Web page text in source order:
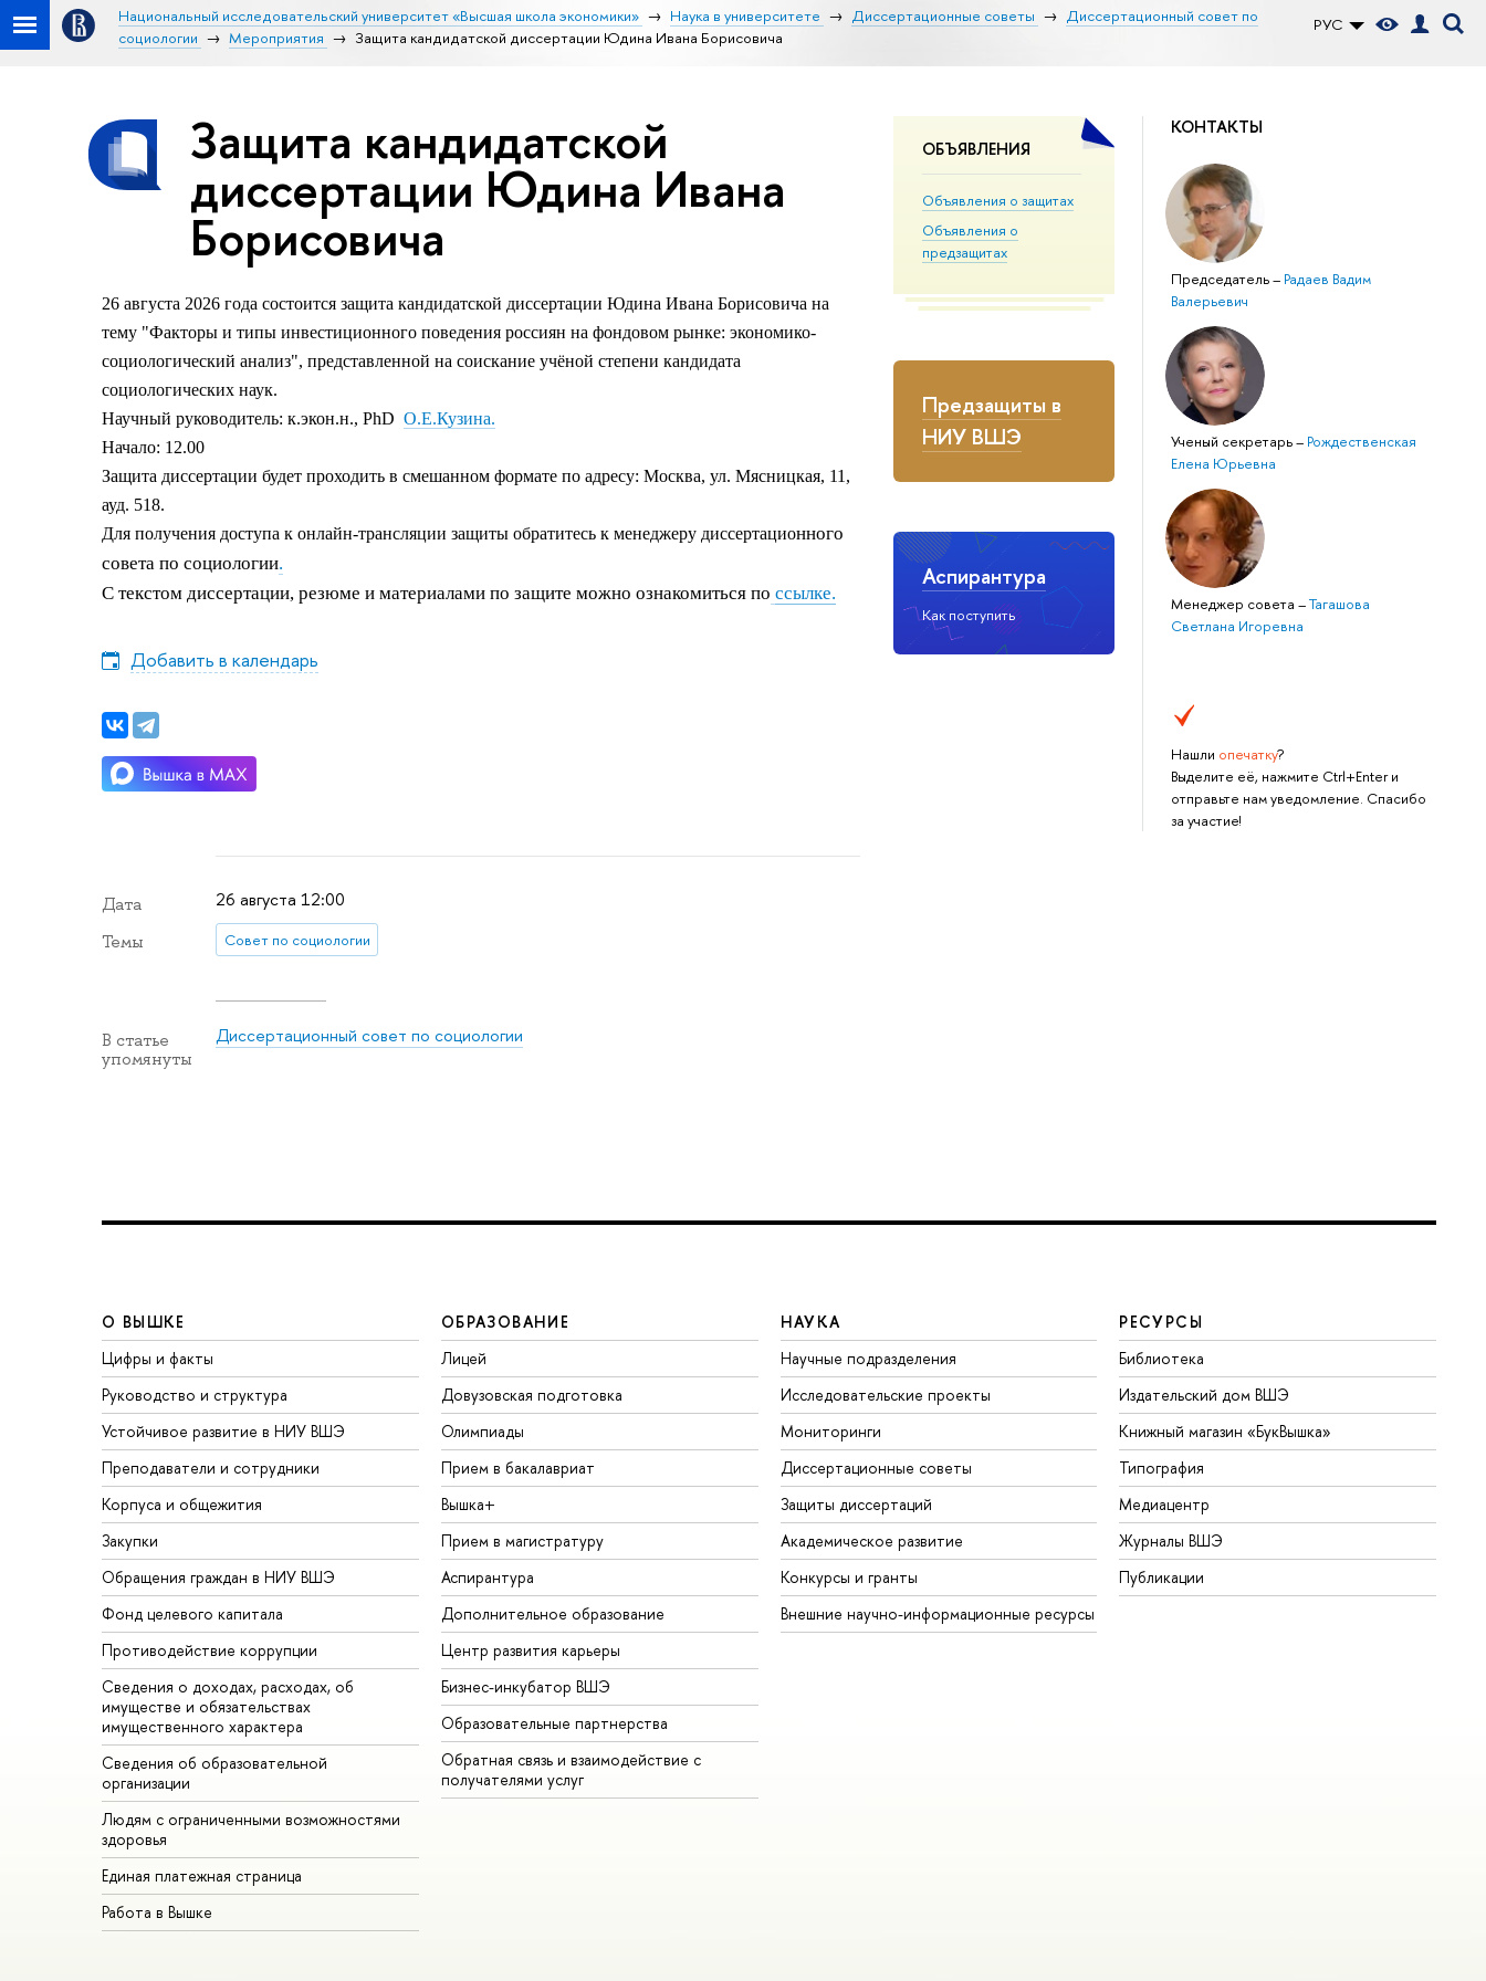
РУС
Национальный исследовательский университет «Высшая школа экономики» Наука в университете Диссертационные советы
Диссертационный совет по
социологии
Мероприятия Защита кандидатской диссертации Юдина Ивана Борисовича
ОБЪЯВЛЕНИЯ
Объявления о защитах
Объявления о
предзащитах
Предзащиты в
НИУ ВШЭ
Аспирантура
Как поступить
КОНТАКТЫ
Председатель– Радаев Вадим
Валерьевич
Ученый секретарь– Рождественская
Елена Юрьевна
Менеджер совета–Тагашова
Светлана Игоревна
Нашли опечатку?
Выделите её, нажмите Ctrl+Enter и
отправьте нам уведомление. Спасибо
за участие!
Защита кандидатской
диссертации Юдина Ивана
Борисовича
26 августа 2026 года состоится защита кандидатской диссертации Юдина Ивана Борисовича на
тему "Факторы и типы инвестиционного поведения россиян на фондовом рынке: экономико-
социологический анализ", представленной на соискание учёной степени кандидата
социологических наук.
Научный руководитель: к.экон.н., PhD О.Е.Кузина.
Начало: 12.00
Защита диссертации будет проходить в смешанном формате по адресу: Москва, ул. Мясницкая, 11,
ауд. 518.
Для получения доступа к онлайн-трансляции защиты обратитесь к менеджеру диссертационного
совета по социологии.
С текстом диссертации, резюме и материалами по защите можно ознакомиться по ссылке.
Добавить в календарь
Дата 26 августа 12:00
Темы Совет по социологии
В статье
упомянуты
Диссертационный совет по социологии
О ВЫШКЕ
Цифры и факты
Руководство и структура
Устойчивое развитие в НИУ ВШЭ
Преподаватели и сотрудники
Корпуса и общежития
Закупки
Обращения граждан в НИУ ВШЭ
Фонд целевого капитала
Противодействие коррупции
Сведения о доходах, расходах, об
имуществе и обязательствах
имущественного характера
Сведения об образовательной
организации
Людям с ограниченными возможностями
здоровья
Единая платежная страница
Работа в Вышке
ОБРАЗОВАНИЕ
Лицей
Довузовская подготовка
Олимпиады
Прием в бакалавриат
Вышка+
Прием в магистратуру
Аспирантура
Дополнительное образование
Центр развития карьеры
Бизнес-инкубатор ВШЭ
Образовательные партнерства
Обратная связь и взаимодействие с
получателями услуг
НАУКА
Научные подразделения
Исследовательские проекты
Мониторинги
Диссертационные советы
Защиты диссертаций
Академическое развитие
Конкурсы и гранты
Внешние научно-информационные ресурсы
РЕСУРСЫ
Библиотека
Издательский дом ВШЭ
Книжный магазин «БукВышка»
Типография
Медиацентр
Журналы ВШЭ
Публикации